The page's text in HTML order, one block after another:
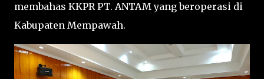
membahas KKPR PT. ANTAM yang beroperasi di
Kabupaten Mempawah.